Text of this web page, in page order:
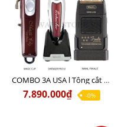
COMBO 3A USA l Tông cắt MAGIC + Tông viền DETAILER PRO LI + Cạo khô FINALE
7.890.000₫ -0%